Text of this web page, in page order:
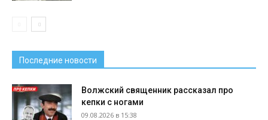
Последние новости
Волжский священник рассказал про
кепки с ногами
09.08.2026 в 15:38